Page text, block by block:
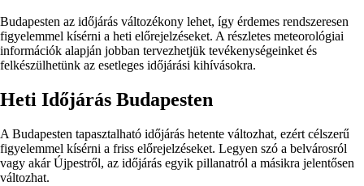
Budapesten az időjárás változékony lehet, így érdemes rendszeresen
figyelemmel kísérni a heti előrejelzéseket. A részletes meteorológiai
információk alapján jobban tervezhetjük tevékenységeinket és
felkészülhetünk az esetleges időjárási kihívásokra.
Heti Időjárás Budapesten
A Budapesten tapasztalható időjárás hetente változhat, ezért célszerű
figyelemmel kísérni a friss előrejelzéseket. Legyen szó a belvárosról
vagy akár Újpestről, az időjárás egyik pillanatról a másikra jelentősen
változhat.